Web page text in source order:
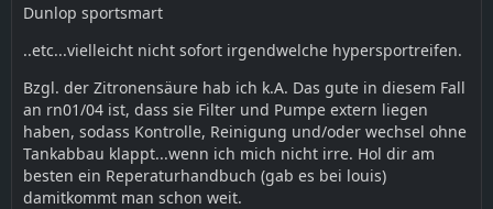
Dunlop sportsmart
..etc...vielleicht nicht sofort irgendwelche hypersportreifen.
Bzgl. der Zitronensäure hab ich k.A. Das gute in diesem Fall
an rn01/04 ist, dass sie Filter und Pumpe extern liegen
haben, sodass Kontrolle, Reinigung und/oder wechsel ohne
Tankabbau klappt...wenn ich mich nicht irre. Hol dir am
besten ein Reperaturhandbuch (gab es bei louis)
damitkommt man schon weit.